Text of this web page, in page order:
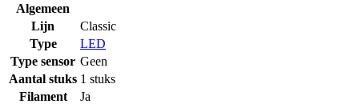
Algemeen
Lijn
Classic
Type
LED
Type sensor Geen
Aantal stuks 1 stuks
Filament
Ja